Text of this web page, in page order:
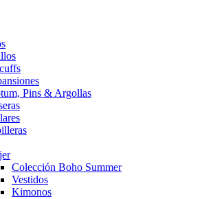
Pins & Argollas
Colección Boho Summer
Vestidos
Kimonos